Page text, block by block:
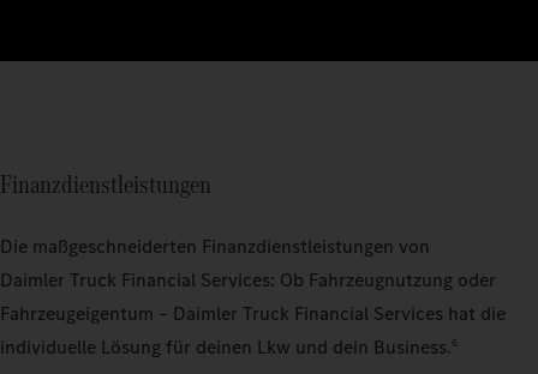
Finanzdienstleistungen
Die maßgeschneiderten Finanzdienstleistungen von
Daimler Truck Financial Services: Ob Fahrzeugnutzung oder
Fahrzeugeigentum – Daimler Truck Financial Services hat die
individuelle Lösung für deinen Lkw und dein Business.6